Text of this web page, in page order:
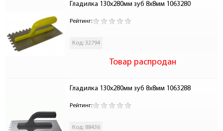
Гладилка 130х280мм зуб 8х8мм 1063280
Рейтинг:
Код: 32794
Товар распродан
Гладилка 130х280мм зуб 8х8мм 1063288
Рейтинг:
Код: 88436